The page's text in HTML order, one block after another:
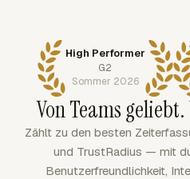
High Performer
G2
Sommer 2026
Von Teams
Zählt zu den besten
und TrustRadius — mit
Benutzerfreundlichkeit,